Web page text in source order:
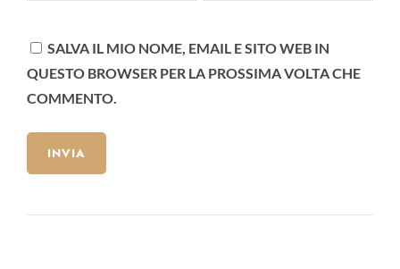
SALVA IL MIO NOME, EMAIL E SITO WEB IN
QUESTO BROWSER PER LA PROSSIMA VOLTA CHE
COMMENTO.